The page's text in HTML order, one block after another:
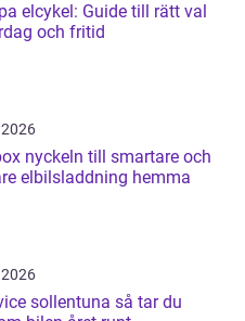
elcykel: Guide till rätt val
och fritid
och
elbilsladdning hemma
sollentuna så tar du